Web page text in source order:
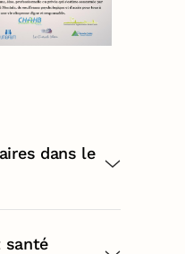
dans le
santé